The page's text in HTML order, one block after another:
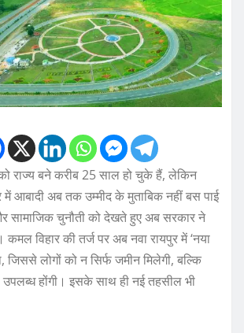
राज्य बने करीब 25 साल हो चुके हैं, लेकिन
में आबादी अब तक उम्मीद के मुताबिक नहीं बस पाई
सामाजिक चुनौती को देखते हुए अब सरकार ने
विहार की तर्ज पर अब नवा रायपुर में ‘नया
जिससे लोगों को न सिर्फ जमीन मिलेगी, बल्कि
उपलब्ध होंगी। इसके साथ ही नई तहसील भी